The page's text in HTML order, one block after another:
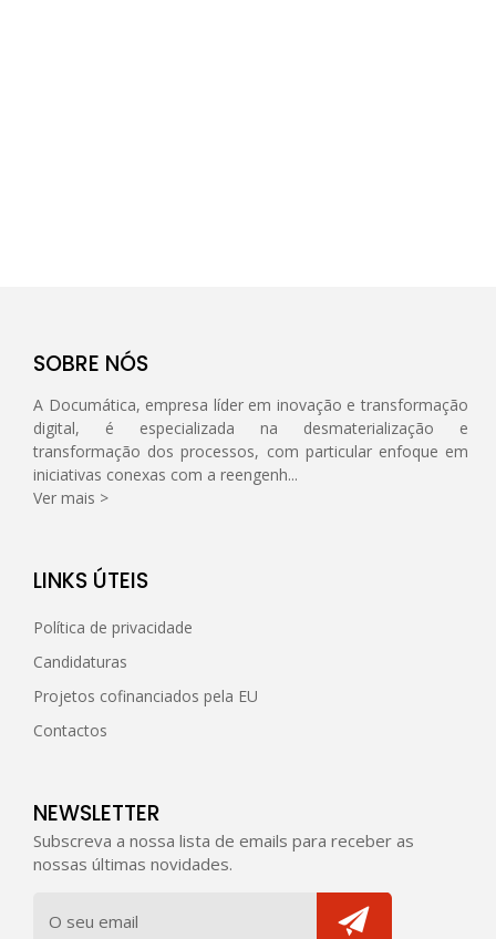
SOBRE NÓS
A Documática, empresa líder em inovação e transformação
digital, é especializada na desmaterialização e
transformação dos processos, com particular enfoque em
iniciativas conexas com a reengenh...
Ver mais >
LINKS ÚTEIS
Política de privacidade
Candidaturas
Projetos cofinanciados pela EU
Contactos
NEWSLETTER
Subscreva a nossa lista de emails para receber as
nossas últimas novidades.